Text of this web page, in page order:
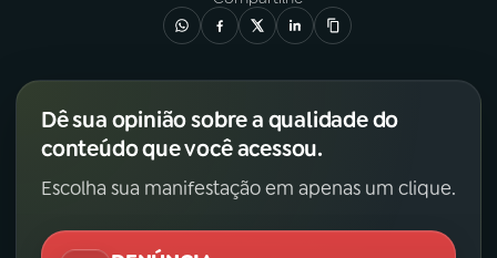
Dê sua opinião sobre a qualidade do
conteúdo que você acessou.
Escolha sua manifestação em apenas um clique.